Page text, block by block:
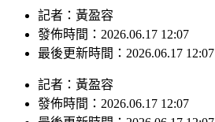
記者：黃盈容
發佈時間：2026.06.17 12:07
最後更新時間：2026.06.17 12:07
記者 ： 黃盈容
發佈時間： 2026.06.17 12:07